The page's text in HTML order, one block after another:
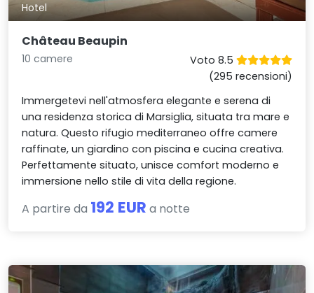
Hotel
Château Beaupin
10 camere
Voto 8.5
(295 recensioni)
Immergetevi nell'atmosfera elegante e serena di
una residenza storica di Marsiglia, situata tra mare e
natura. Questo rifugio mediterraneo offre camere
raffinate, un giardino con piscina e cucina creativa.
Perfettamente situato, unisce comfort moderno e
immersione nello stile di vita della regione.
A partire da 192 EUR a notte